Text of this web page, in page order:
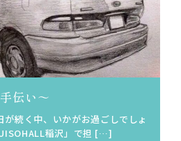
伝い～
続く中、いかがお過ごしでしょ
稲沢」で担 […]